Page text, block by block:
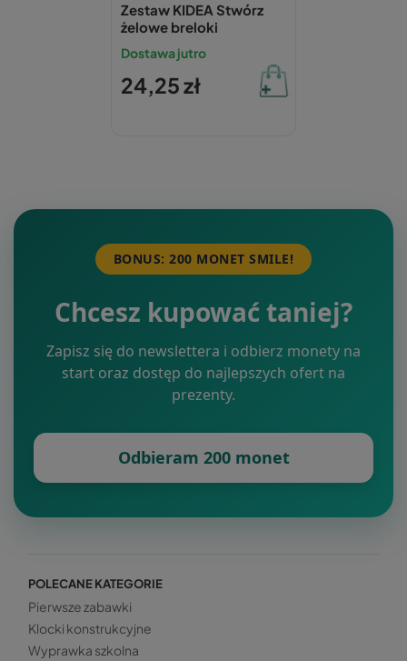
Zestaw KIDEA Stwórz
żelowe breloki
Dostawa jutro
24,25 zł
BONUS: 200 MONET SMILE!
Chcesz kupować taniej?
Zapisz się do newslettera i odbierz monety na
start oraz dostęp do najlepszych ofert na
prezenty.
Odbieram 200 monet
POLECANE KATEGORIE
Pierwsze zabawki
Klocki konstrukcyjne
Wyprawka szkolna